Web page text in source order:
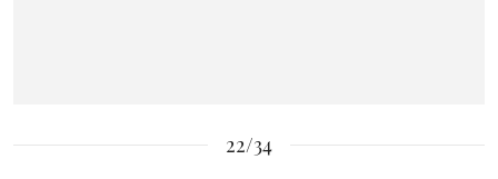
22/34